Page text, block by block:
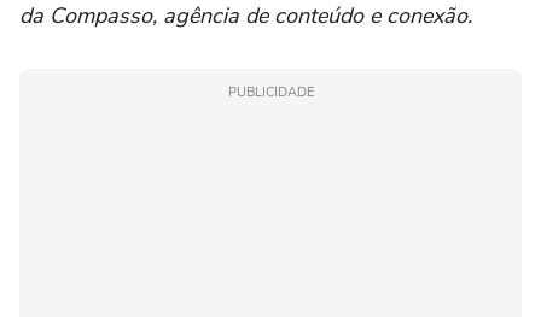
da Compasso, agência de conteúdo e conexão.
PUBLICIDADE